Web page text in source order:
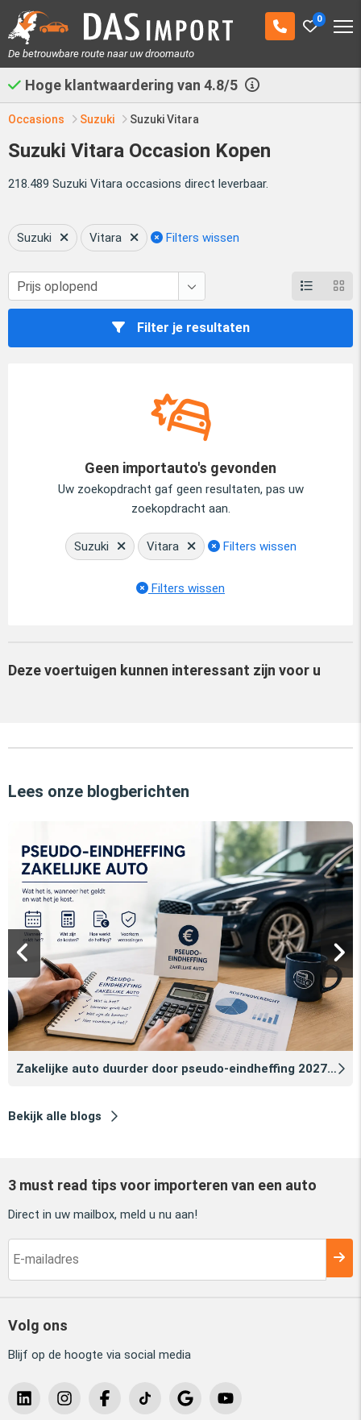
0
De betrouwbare route naar uw droomauto
Hoge klantwaardering van 4.8/5
Occasions Suzuki Suzuki Vitara
Suzuki Vitara Occasion Kopen
218.489 Suzuki Vitara occasions direct leverbaar.
Suzuki Vitara Filters wissen
Filter je resultaten
Geen importauto's gevonden
Uw zoekopdracht gaf geen resultaten, pas uw
zoekopdracht aan.
Suzuki Vitara Filters wissen
Filters wissen
Deze voertuigen kunnen interessant zijn voor u
Lees onze blogberichten
Zakelijke auto duurder door pseudo‑eindheffing 2027: zo voorkomt u dat
Bekijk alle blogs
3 must read tips voor importeren van een auto
Direct in uw mailbox, meld u nu aan!
Volg ons
Blijf op de hoogte via social media